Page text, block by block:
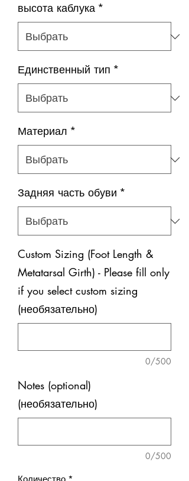
высота каблука *
Единственный тип *
Материал *
Задняя часть обуви *
Custom Sizing (Foot Length &
Metatarsal Girth) - Please fill only
if you select custom sizing
(необязательно)
0/500
Notes (optional)
(необязательно)
0/500